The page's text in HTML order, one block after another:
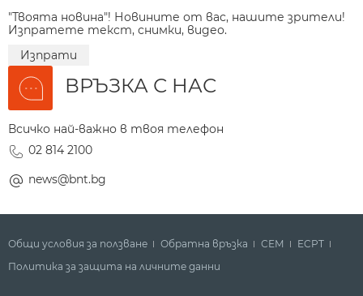
"Твоята новина"! Новините от вас, нашите зрители!
Изпратете текст, снимки, видео.
Изпрати
ВРЪЗКА С НАС
Всичко най-важно в твоя телефон
02 814 2100
news@bnt.bg
Общи условия за ползване Обратна връзка СЕМ
ECPT
Политика за защита на личните данни